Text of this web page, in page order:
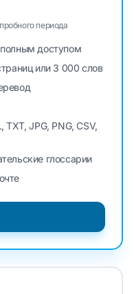
периода
доступом
или 3 000 слов
TXT, JPG, PNG, CSV,
глоссарии